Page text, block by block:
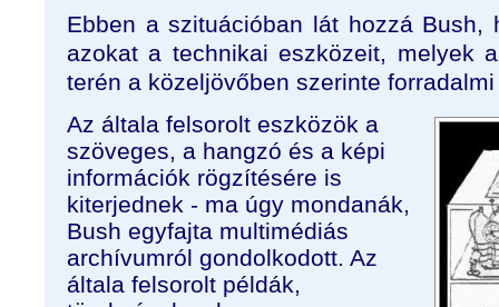
Ebben a szituációban lát hozzá Bush,
azokat a technikai eszközeit, melyek
terén a közeljövőben szerinte
Az általa felsorolt eszközök a
szöveges, a hangzó és a képi
információk rögzítésére is
kiterjednek - ma úgy mondanák,
Bush egyfajta multimédiás
archívumról gondolkodott. Az
általa felsorolt példák,